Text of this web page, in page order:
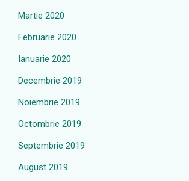
Martie 2020
Februarie 2020
Ianuarie 2020
Decembrie 2019
Noiembrie 2019
Octombrie 2019
Septembrie 2019
August 2019